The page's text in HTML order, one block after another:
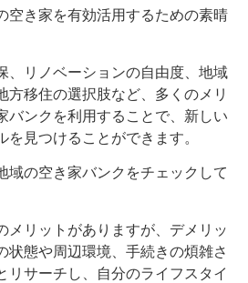
空き家を有効活用するための素晴
、リノベーションの自由度、地域
方移住の選択肢など、多くのメリ
バンクを利用することで、新しい
見つけることができます。
域の空き家バンクをチェックして
メリットがありますが、デメリッ
状態や周辺環境、手続きの煩雑さ
リサーチし、自分のライフスタイ